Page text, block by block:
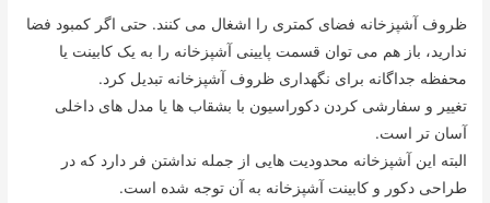
ظروف آشپزخانه فضای کمتری را اشغال می کنند. حتی اگر کمبود فضا
ندارید، باز هم می توان قسمت پایینی آشپزخانه را به یک کابینت یا
محفظه جداگانه برای نگهداری ظروف آشپزخانه تبدیل کرد.
تغییر و سفارشی کردن دکوراسیون با بشقاب ها یا مدل های داخلی
آسان تر است.
البته این آشپزخانه محدودیت هایی از جمله نداشتن فر دارد که در
طراحی دکور و کابینت آشپزخانه به آن توجه شده است.